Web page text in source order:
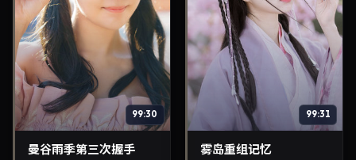
99:30
曼谷雨季第三次握手
99:31
雾岛重组记忆